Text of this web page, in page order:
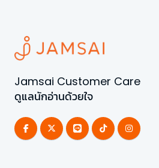
Jamsai Customer Care
ดูแลนักอ่านด้วยใจ